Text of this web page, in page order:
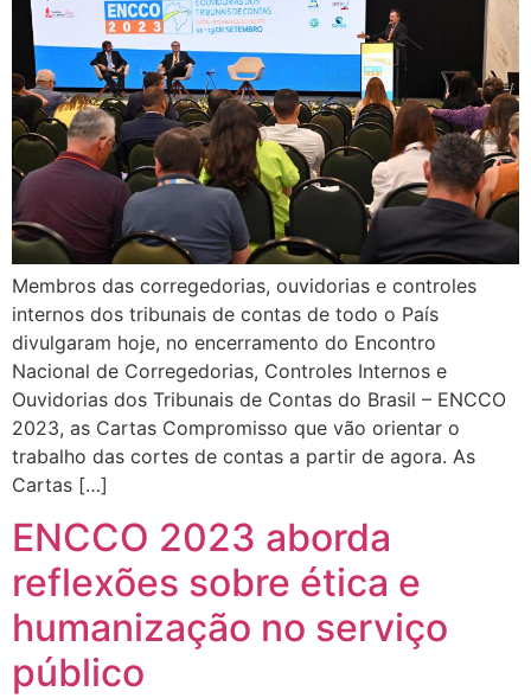
Membros das corregedorias, ouvidorias e controles
internos dos tribunais de contas de todo o País
divulgaram hoje, no encerramento do Encontro
Nacional de Corregedorias, Controles Internos e
Ouvidorias dos Tribunais de Contas do Brasil – ENCCO
2023, as Cartas Compromisso que vão orientar o
trabalho das cortes de contas a partir de agora. As
Cartas […]
ENCCO 2023 aborda
reflexões sobre ética e
humanização no serviço
público